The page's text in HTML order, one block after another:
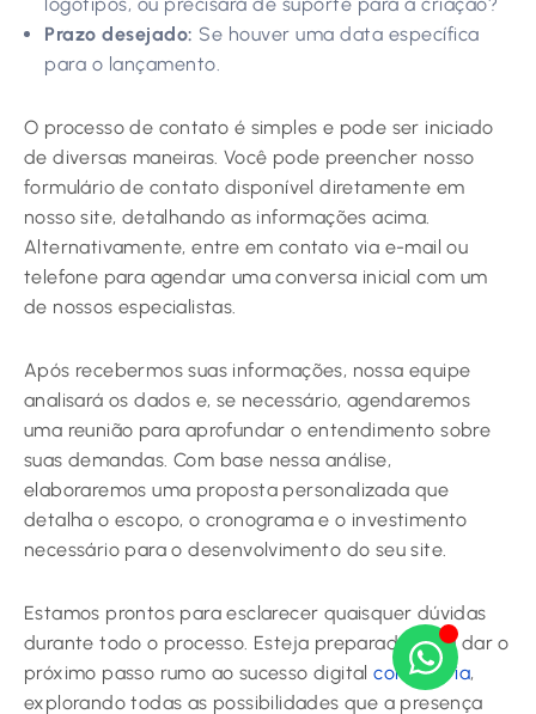
logotipos, ou precisará de suporte para a criação?
Prazo desejado: Se houver uma data específica
para o lançamento.
O processo de contato é simples e pode ser iniciado
de diversas maneiras. Você pode preencher nosso
formulário de contato disponível diretamente em
nosso site, detalhando as informações acima.
Alternativamente, entre em contato via e-mail ou
telefone para agendar uma conversa inicial com um
de nossos especialistas.
Após recebermos suas informações, nossa equipe
analisará os dados e, se necessário, agendaremos
uma reunião para aprofundar o entendimento sobre
suas demandas. Com base nessa análise,
elaboraremos uma proposta personalizada que
detalha o escopo, o cronograma e o investimento
necessário para o desenvolvimento do seu site.
Estamos prontos para esclarecer quaisquer dúvidas
durante todo o processo. Esteja preparado para dar o
próximo passo rumo ao sucesso digitalcom a Aria,
explorando todas as possibilidades que a presença